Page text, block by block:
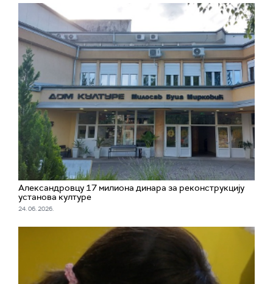
Александровцу 17 милиона динара за реконструкцију
установа културе
24. 06. 2026.